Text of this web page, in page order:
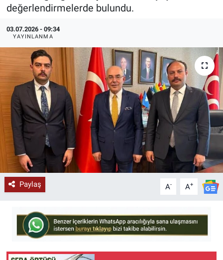
değerlendirmelerde bulundu.
03.07.2026 - 09:34
YAYINLANMA
Paylaş A- A+
YAŞAM
RESMİ İLAN